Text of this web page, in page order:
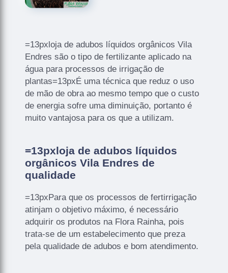
=13pxloja de adubos líquidos orgânicos Vila
Endres são o tipo de fertilizante aplicado na
água para processos de irrigação de
plantas=13pxÉ uma técnica que reduz o uso
de mão de obra ao mesmo tempo que o custo
de energia sofre uma diminuição, portanto é
muito vantajosa para os que a utilizam.
=13pxloja de adubos líquidos
orgânicos Vila Endres de
qualidade
=13pxPara que os processos de fertirrigação
atinjam o objetivo máximo, é necessário
adquirir os produtos na Flora Rainha, pois
trata-se de um estabelecimento que preza
pela qualidade de adubos e bom atendimento.